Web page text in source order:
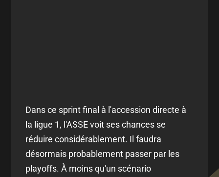
Dans ce sprint final à l'accession directe à
la ligue 1, l'ASSE voit ses chances se
réduire considérablement. Il faudra
désormais probablement passer par les
playoffs. À moins qu'un scénario